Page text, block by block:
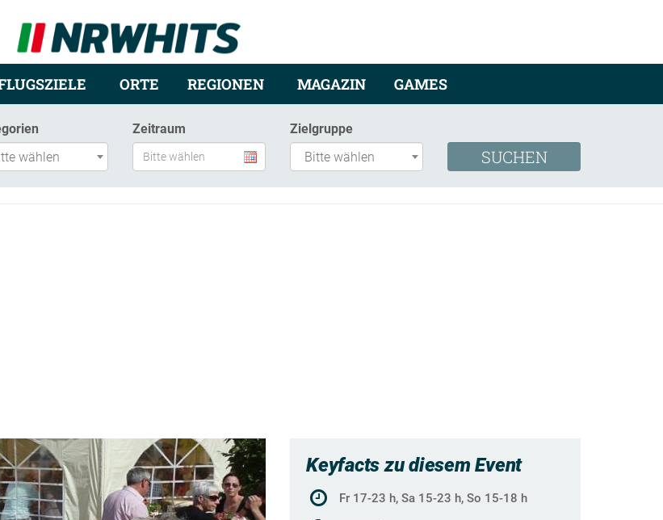
ORTE REGIONEN MAGAZIN GAMES
Zeitraum Zielgruppe
Keyfacts zu diesem Event
Fr 17-23 h, Sa 15-23 h, So 15-18 h